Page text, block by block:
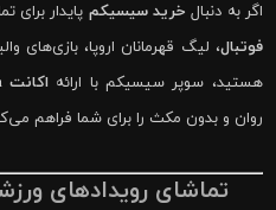
اگر به دنبال خرید سیسیکم پایدار برای
فوتبال، لیگ قهرمانان اروپا، بازی‌های
هستید، سوپر سیسیکم با ارائه اکانت CCcam پایدار و فول پکیج
روان و بدون مکث را برای شما فراهم
تماشای رویدادهای